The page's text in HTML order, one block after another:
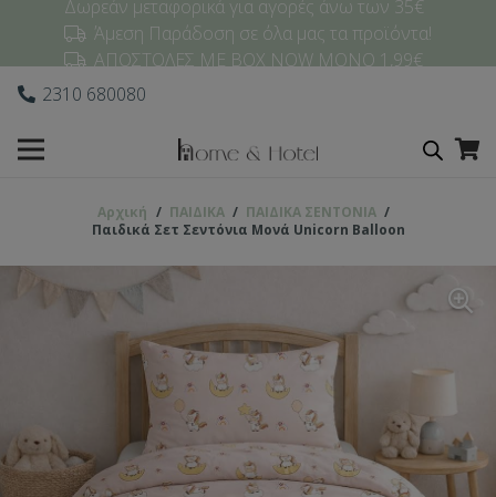
Δωρεάν μεταφορικά για αγορές άνω των 35€
Άμεση Παράδοση σε όλα μας τα προϊόντα!
ΑΠΟΣΤΟΛΕΣ ΜΕ BOX NOW ΜΟΝΟ 1,99€
2310 680080
Αρχική / ΠΑΙΔΙΚΑ / ΠΑΙΔΙΚΑ ΣΕΝΤΟΝΙΑ /
Παιδικά Σετ Σεντόνια Μονά Unicorn Balloon